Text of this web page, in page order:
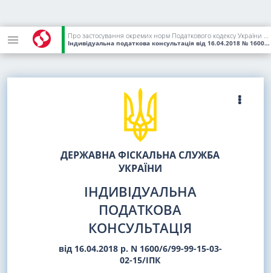
Про застосування окремих норм Податкового кодексу України при проведенні процедури уцінки запасів
Індивідуальна податкова консультація від 16.04.2018 № 1600/6/99-99-15-03-02-15/ІПК
ДЕРЖАВНА ФІСКАЛЬНА СЛУЖБА
УКРАЇНИ
ІНДИВІДУАЛЬНА
ПОДАТКОВА
КОНСУЛЬТАЦІЯ
від 16.04.2018 р. N 1600/6/99-99-15-03-
02-15/ІПК